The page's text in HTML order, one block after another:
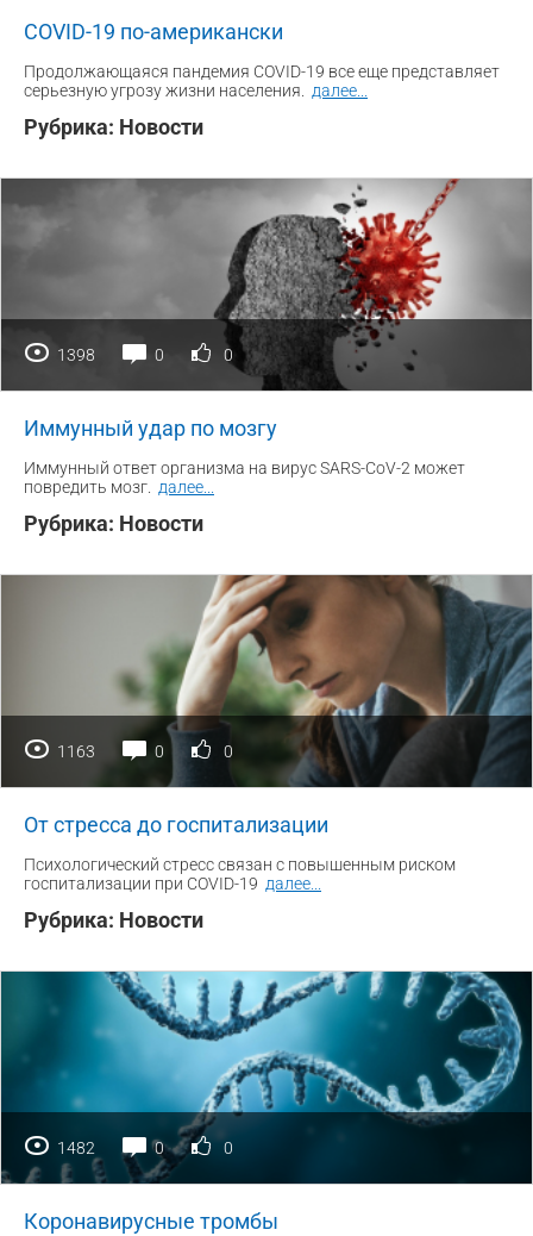
COVID-19 по-американски
Продолжающаяся пандемия COVID-19 все еще представляет
серьезную угрозу жизни населения.
далее
Рубрика: Новости
1398 0 0
Иммунный удар по мозгу
Иммунный ответ организма на вирус SARS-CoV-2 может
повредить мозг.
далее
Рубрика: Новости
1163 0 0
От стресса до госпитализации
Психологический стресс связан с повышенным риском
госпитализации при COVID-19 далее
Рубрика: Новости
1482 0 0
Коронавирусные тромбы